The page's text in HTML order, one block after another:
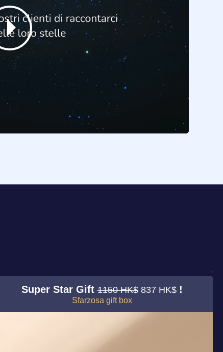
Super Star Gift1150 HK$ 837 HK$ !
Sfarzosa gift box